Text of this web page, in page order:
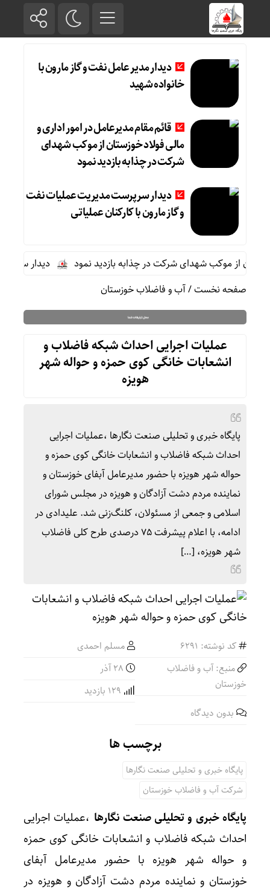
دیدار مدیر عامل نفت و گاز مارون با
خانواده شهید
قائم مقام مدیرعامل در امور اداری و
مالی فولاد خوزستان از موکب شهدای
شرکت در چذابه بازدید نمود
دیدار سرپرست مدیریت عملیات نفت
و گاز مارون با کارکنان عملیاتی
از موکب شهدای شرکت در چذابه بازدید نمود
دیدار سرپرست
صفحه نخست/آب و فاضلاب خوزستان
عملیات اجرایی احداث شبکه فاضلاب و
انشعابات خانگی کوی حمزه و حواله شهر
هویزه
پایگاه خبری و تحلیلی صنعت نگارها ،عملیات اجرایی
احداث شبکه فاضلاب و انشعابات خانگی کوی حمزه و
حواله شهر هویزه با حضور مدیرعامل آبفای خوزستان و
نماینده مردم دشت آزادگان و هویزه در مجلس شورای
اسلامی و جمعی از مسئولان، کلنگ‌زنی شد. علیدادی در
ادامه، با اعلام پیشرفت ۷۵ درصدی طرح کلی فاضلاب
شهر هویزه، […]
کد نوشته: 6291
مسلم احمدی
منبع: آب و فاضلاب
خوزستان
بدون دیدگاه
برچسب ها
پایگاه خبری و تحلیلی صنعت نگارها
شرکت آب و فاضلاب خوزستان
پایگاه خبری و تحلیلی صنعت نگارها ،عملیات اجرایی
احداث شبکه فاضلاب و انشعابات خانگی کوی حمزه
و حواله شهر هویزه با حضور مدیرعامل آبفای
خوزستان و نماینده مردم دشت آزادگان و هویزه در